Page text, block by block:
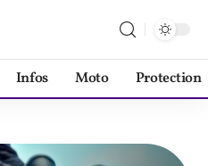
Infos Moto Protection